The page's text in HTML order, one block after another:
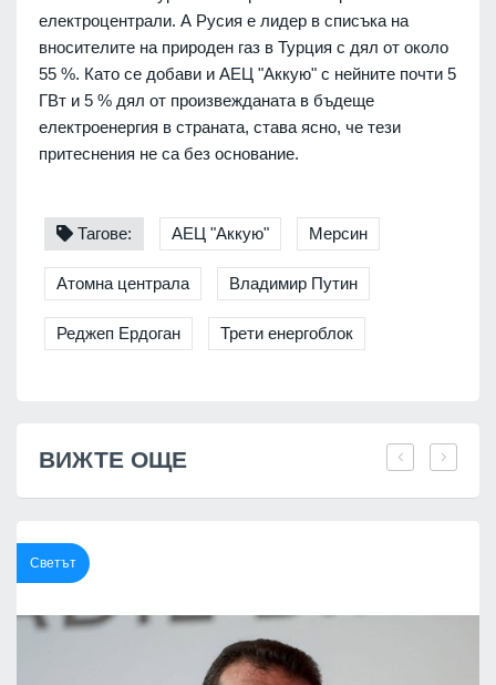
електроцентрали. А Русия е лидер в списъка на
вносителите на природен газ в Турция с дял от около
55 %. Като се добави и АЕЦ "Аккую" с нейните почти 5
ГВт и 5 % дял от произвежданата в бъдеще
електроенергия в страната, става ясно, че тези
притеснения не са без основание.
Тагове: АЕЦ "Аккую" Мерсин
Атомна централа Владимир Путин
Реджеп Ердоган Трети енергоблок
ВИЖТЕ ОЩЕ
Светът